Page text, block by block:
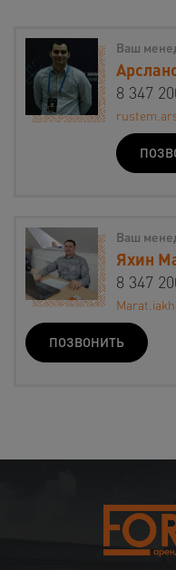
Ваш
8 347
Ваш
Яхин
8 347
ПОЗВОНИТЬ